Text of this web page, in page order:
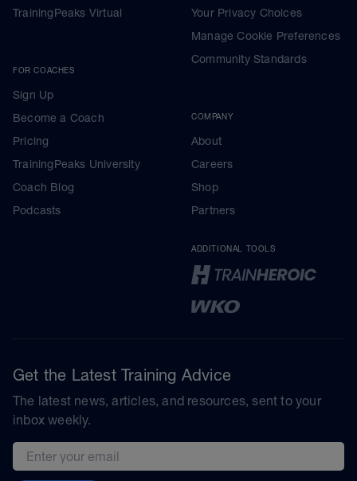
TrainingPeaks Virtual
FOR COACHES
Sign Up
Become a Coach
Pricing
TrainingPeaks University
Coach Blog
Podcasts
Your Privacy Choices
Manage Cookie Preferences
Community Standards
COMPANY
About
Careers
Shop
Partners
ADDITIONAL TOOLS
Get the Latest Training Advice
The latest news, articles, and resources, sent to your
inbox weekly.
Email address